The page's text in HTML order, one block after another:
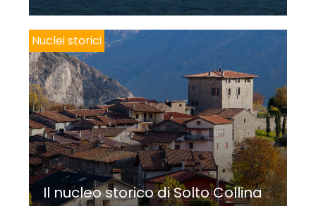
Nuclei storici
Il nucleo storico di Solto Collina